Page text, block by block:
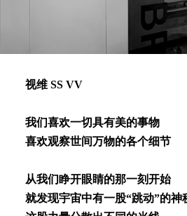
视维 SS VV
我们喜欢⼀切具有美的事物
喜欢观察世间万物的各个细节
从我们睁开眼睛的那⼀刻开始
就发现宇宙中有⼀股“跳动”的神